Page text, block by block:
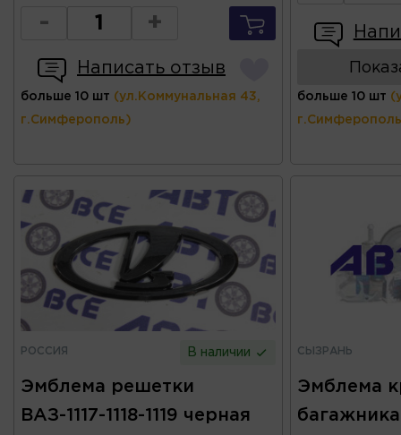
- +
Написать отзыв
больше 10 шт (ул.Коммунальная 43,
г.Симферополь)
больше 10 шт
РОССИЯ В наличии
Эмблема решетки
ВАЗ-1117-1118-1119 черная
СЫЗРАНЬ
Эмблема